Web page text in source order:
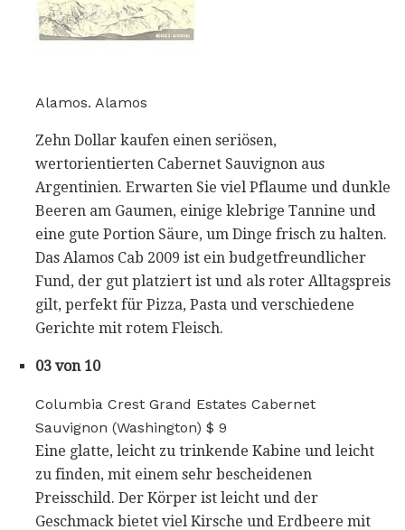
Alamos. Alamos
Zehn Dollar kaufen einen seriösen,
wertorientierten Cabernet Sauvignon aus
Argentinien. Erwarten Sie viel Pflaume und dunkle
Beeren am Gaumen, einige klebrige Tannine und
eine gute Portion Säure, um Dinge frisch zu halten.
Das Alamos Cab 2009 ist ein budgetfreundlicher
Fund, der gut platziert ist und als roter Alltagspreis
gilt, perfekt für Pizza, Pasta und verschiedene
Gerichte mit rotem Fleisch.
03 von 10
Columbia Crest Grand Estates Cabernet
Sauvignon (Washington) $ 9
Eine glatte, leicht zu trinkende Kabine und leicht
zu finden, mit einem sehr bescheidenen
Preisschild. Der Körper ist leicht und der
Geschmack bietet viel Kirsche und Erdbeere mit